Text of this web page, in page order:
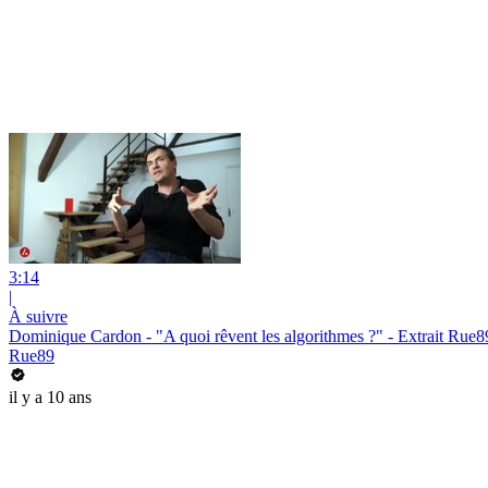
3:14
|
À suivre
Dominique Cardon - "A quoi rêvent les algorithmes ?" - Extrait
Rue89
il y a 10 ans